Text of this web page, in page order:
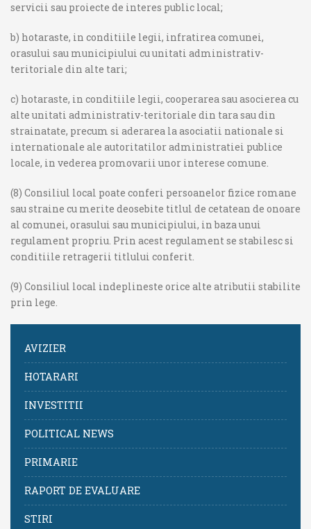
servicii sau proiecte de interes public local;
b) hotaraste, in conditiile legii, infratirea comunei,
orasului sau municipiului cu unitati administrativ-
teritoriale din alte tari;
c) hotaraste, in conditiile legii, cooperarea sau asocierea cu
alte unitati administrativ-teritoriale din tara sau din
strainatate, precum si aderarea la asociatii nationale si
internationale ale autoritatilor administratiei publice
locale, in vederea promovarii unor interese comune.
(8) Consiliul local poate conferi persoanelor fizice romane
sau straine cu merite deosebite titlul de cetatean de onoare
al comunei, orasului sau municipiului, in baza unui
regulament propriu. Prin acest regulament se stabilesc si
conditiile retragerii titlului conferit.
(9) Consiliul local indeplineste orice alte atributii stabilite
prin lege.
AVIZIER
HOTARARI
INVESTITII
POLITICAL NEWS
PRIMARIE
RAPORT DE EVALUARE
STIRI